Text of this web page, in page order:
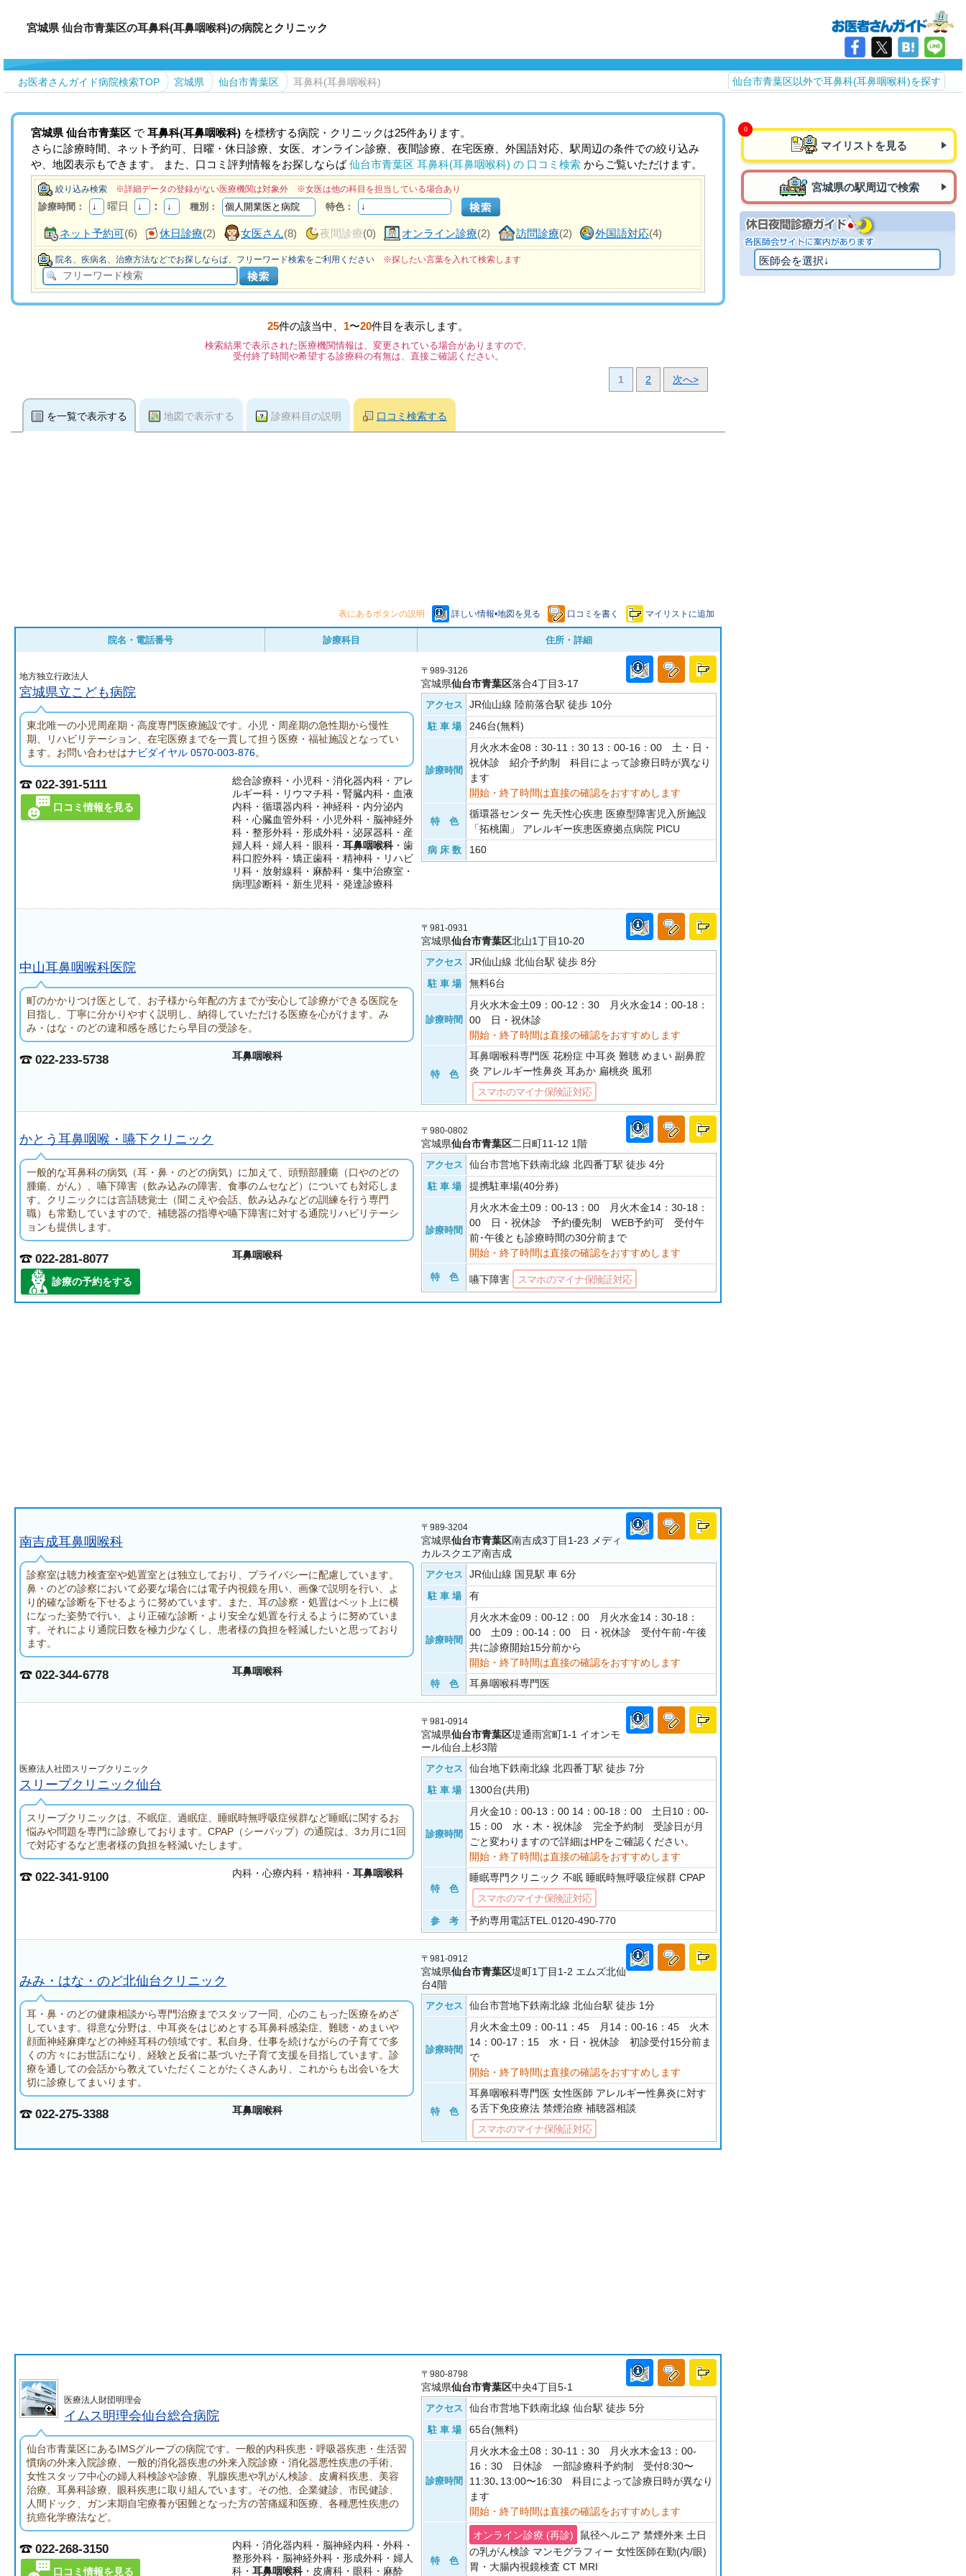
宮城県 仙台市青葉区の耳鼻科(耳鼻咽喉科)の病院とクリニック
お医者さんガイド病院検索TOP 宮城県 仙台市青葉区 耳鼻科(耳鼻咽喉科) 仙台市青葉区以外で耳鼻科(耳鼻咽喉科)を探す
宮城県 仙台市青葉区 で 耳鼻科(耳鼻咽喉科) を標榜する病院・クリニックは25件あります。
さらに診療時間、ネット予約可、日曜・休日診療、女医、オンライン診療、夜間診療、在宅医療、外国語対応、駅周辺の条件での絞り込み
や、地図表示もできます。 また、口コミ評判情報をお探しならば仙台市青葉区 耳鼻科(耳鼻咽喉科) の 口コミ検索 からご覧いただけます。
絞り込み検索 ※詳細データの登録がない医療機関は対象外 ※女医は他の科目を担当している場合あり
診療時間： 曜日 ： 種別： 特色：
ネット予約可(6) 休日診療(2) 女医さん(8) 夜間診療(0) オンライン診療(2) 訪問診療(2) 外国語対応(4)
院名、疾病名、治療方法などでお探しならば、フリーワード検索をご利用ください ※探したい言葉を入れて検索します
25件の該当中、 1〜20件目を表示します。
検索結果で表示された医療機関情報は、変更されている場合がありますので、
受付終了時間や希望する診療科の有無は、直接ご確認ください。
1 2 次へ>
を一覧で表示する 地図で表示する 診療科目の説明 口コミ検索する
表にあるボタンの説明 詳しい情報•地図を見る 口コミを書く マイリストに追加
院名・電話番号 診療科目 住所・詳細
地方独立行政法人
宮城県立こども病院
東北唯一の小児周産期・高度専門医療施設です。小児・周産期の急性期から慢性
期、リハビリテーション、在宅医療までを一貫して担う医療・福祉施設となってい
ます。お問い合わせはナビダイヤル 0570-003-876。
022-391-5111
口コミ情報を見る
総合診療科・小児科・消化器内科・アレ
ルギー科・リウマチ科・腎臓内科・血液
内科・循環器内科・神経科・内分泌内
科・心臓血管外科・小児外科・脳神経外
科・整形外科・形成外科・泌尿器科・産
婦人科・婦人科・眼科・耳鼻咽喉科・歯
科口腔外科・矯正歯科・精神科・リハビ
リ科・放射線科・麻酔科・集中治療室・
病理診断科・新生児科・発達診療科
〒989-3126
宮城県仙台市青葉区落合4丁目3-17
アクセス JR仙山線 陸前落合駅 徒歩 10分
駐 車 場 246台(無料)
診療時間
月火水木金08：30-11：30 13：00-16：00 土・日・
祝休診 紹介予約制 科目によって診療日時が異なり
ます
開始・終了時間は直接の確認をおすすめします
特 色
循環器センター 先天性心疾患 医療型障害児入所施設
「拓桃園」 アレルギー疾患医療拠点病院 PICU
病 床 数 160
中山耳鼻咽喉科医院
町のかかりつけ医として、お子様から年配の方までが安心して診療ができる医院を
目指し、丁寧に分かりやすく説明し、納得していただける医療を心がけます。み
み・はな・のどの違和感を感じたら早目の受診を。
022-233-5738 耳鼻咽喉科
〒981-0931
宮城県仙台市青葉区北山1丁目10-20
アクセス JR仙山線 北仙台駅 徒歩 8分
駐 車 場 無料6台
診療時間
月火水木金土09：00-12：30 月火水金14：00-18：
00 日・祝休診
開始・終了時間は直接の確認をおすすめします
特 色
耳鼻咽喉科専門医 花粉症 中耳炎 難聴 めまい 副鼻腔
炎 アレルギー性鼻炎 耳あか 扁桃炎 風邪
スマホのマイナ保険証対応
かとう耳鼻咽喉・嚥下クリニック
一般的な耳鼻科の病気（耳・鼻・のどの病気）に加えて、頭頸部腫瘍（口やのどの
腫瘍、がん）、嚥下障害（飲み込みの障害、食事のムセなど）についても対応しま
す。クリニックには言語聴覚士（聞こえや会話、飲み込みなどの訓練を行う専門
職）も常勤していますので、補聴器の指導や嚥下障害に対する通院リハビリテーシ
ョンも提供します。
022-281-8077
診療の予約をする
耳鼻咽喉科
〒980-0802
宮城県仙台市青葉区二日町11-12 1階
アクセス 仙台市営地下鉄南北線 北四番丁駅 徒歩 4分
駐 車 場 提携駐車場(40分券)
診療時間
月火水木金土09：00-13：00 月火木金14：30-18：
00 日・祝休診 予約優先制 WEB予約可 受付午
前･午後とも診療時間の30分前まで
開始・終了時間は直接の確認をおすすめします
特 色 嚥下障害 スマホのマイナ保険証対応
南吉成耳鼻咽喉科
診察室は聴力検査室や処置室とは独立しており、プライバシーに配慮しています。
鼻・のどの診察において必要な場合には電子内視鏡を用い、画像で説明を行い、よ
り的確な診断を下せるように努めています。また、耳の診察・処置はベット上に横
になった姿勢で行い、より正確な診断・より安全な処置を行えるように努めていま
す。それにより通院日数を極力少なくし、患者様の負担を軽減したいと思っており
ます。
022-344-6778 耳鼻咽喉科
〒989-3204
宮城県仙台市青葉区南吉成3丁目1-23 メディ
カルスクエア南吉成
アクセス JR仙山線 国見駅 車 6分
駐 車 場 有
診療時間
月火水木金09：00-12：00 月火水金14：30-18：
00 土09：00-14：00 日・祝休診 受付午前･午後
共に診療開始15分前から
開始・終了時間は直接の確認をおすすめします
特 色 耳鼻咽喉科専門医
医療法人社団スリープクリニック
スリープクリニック仙台
スリープクリニックは、不眠症、過眠症、睡眠時無呼吸症候群など睡眠に関するお
悩みや問題を専門に診療しております。CPAP（シーパップ）の通院は、3カ月に1回
で対応するなど患者様の負担を軽減いたします。
022-341-9100 内科・心療内科・精神科・耳鼻咽喉科
〒981-0914
宮城県仙台市青葉区堤通雨宮町1-1 イオンモ
ール仙台上杉3階
アクセス 仙台地下鉄南北線 北四番丁駅 徒歩 7分
駐 車 場 1300台(共用)
診療時間
月火金10：00-13：00 14：00-18：00 土日10：00-
15：00 水・木・祝休診 完全予約制 受診日が月
ごと変わりますので詳細はHPをご確認ください。
開始・終了時間は直接の確認をおすすめします
特 色
睡眠専門クリニック 不眠 睡眠時無呼吸症候群 CPAP
スマホのマイナ保険証対応
参 考 予約専用電話TEL.0120-490-770
みみ・はな・のど北仙台クリニック
耳・鼻・のどの健康相談から専門治療までスタッフ一同、心のこもった医療をめざ
しています。得意な分野は、中耳炎をはじめとする耳鼻科感染症、難聴・めまいや
顔面神経麻痺などの神経耳科の領域です。私自身、仕事を続けながらの子育てで多
くの方々にお世話になり、経験と反省に基づいた子育て支援を目指しています。診
療を通しての会話から教えていただくことがたくさんあり、これからも出会いを大
切に診療してまいります。
022-275-3388 耳鼻咽喉科
〒981-0912
宮城県仙台市青葉区堤町1丁目1-2 エムズ北仙
台4階
アクセス 仙台市営地下鉄南北線 北仙台駅 徒歩 1分
診療時間
月火木金土09：00-11：45 月14：00-16：45 火木
14：00-17：15 水・日・祝休診 初診受付15分前ま
で
開始・終了時間は直接の確認をおすすめします
特 色
耳鼻咽喉科専門医 女性医師 アレルギー性鼻炎に対す
る舌下免疫療法 禁煙治療 補聴器相談
スマホのマイナ保険証対応
医療法人財団明理会
イムス明理会仙台総合病院
仙台市青葉区にあるIMSグループの病院です。一般的内科疾患・呼吸器疾患・生活習
慣病の外来入院診療、一般的消化器疾患の外来入院診療・消化器悪性疾患の手術、
女性スタッフ中心の婦人科検診や診療、乳腺疾患や乳がん検診、皮膚科疾患、美容
治療、耳鼻科診療、眼科疾患に取り組んでいます。その他、企業健診、市民健診、
人間ドック、ガン末期自宅療養が困難となった方の苦痛緩和医療、各種悪性疾患の
抗癌化学療法など。
022-268-3150
口コミ情報を見る
内科・消化器内科・脳神経内科・外科・
整形外科・脳神経外科・形成外科・婦人
科・耳鼻咽喉科・皮膚科・眼科・麻酔
〒980-8798
宮城県仙台市青葉区中央4丁目5-1
アクセス 仙台市営地下鉄南北線 仙台駅 徒歩 5分
駐 車 場 65台(無料)
診療時間
月火水木金土08：30-11：30 月火水木金13：00-
16：30 日休診 一部診療科予約制 受付8:30〜
11:30､13:00〜16:30 科目によって診療日時が異なり
ます
開始・終了時間は直接の確認をおすすめします
特 色
オンライン診療 (再診)
鼠径ヘルニア 禁煙外来 土日
の乳がん検診 マンモグラフィー 女性医師在勤(内/眼)
胃・大腸内視鏡検査 CT MRI
マイリストを見る
宮城県の駅周辺で検索